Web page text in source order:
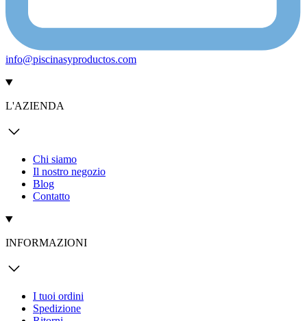
info@piscinasyproductos.com
L'AZIENDA
Chi siamo
Il nostro negozio
Blog
Contatto
INFORMAZIONI
I tuoi ordini
Spedizione